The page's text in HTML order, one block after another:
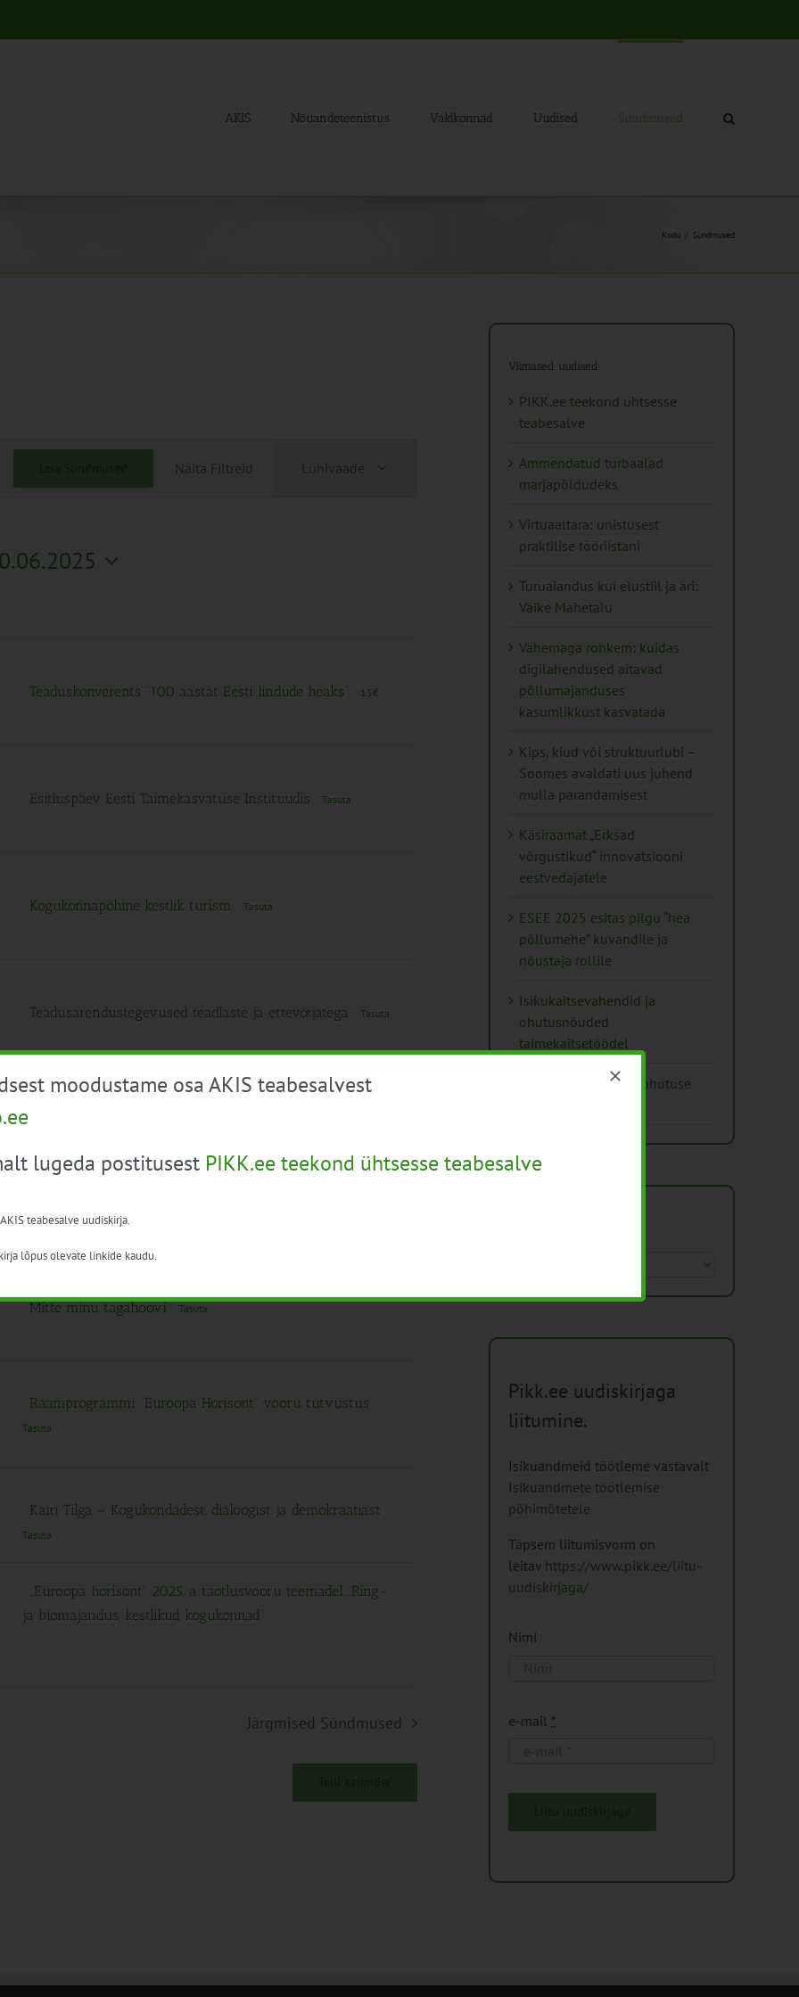
AKIS Nõuandeteenistus Valdkonnad Uudised Sündmused
Kodu Sündmused
Näita Filtreid
Views
Lühivaade
Teaduskonverents “100 aastat Eesti lindude heaks” 15€
Esitluspäev Eesti Taimekasvatuse Instituudis Tasuta
Kogukonnapõhine kestlik turism Tasuta
Teadusarendustegevused teadlaste ja ettevõtjatega Tasuta
Mitte minu tagahoovi Tasuta
Raamprogrammi “Euroopa Horisont” vooru tutvustus
Tasuta
Kairi Tilga – Kogukondadest, dialoogist ja demokraatiast
Tasuta
„Euroopa horisont“ 2025. a taotlusvooru teemadel:„Ring-
ja biomajandus, kestlikud kogukonnad“
Järgmised Sündmused
Viimased uudised
PIKK.ee teekond ühtsesse
teabesalve
Ammendatud turbaalad
marjapõldudeks
Virtuaaltara: unistusest
praktilise tööriistani
Turuaiandus kui elustiil ja äri:
Väike Mahetalu
Vähemaga rohkem: kuidas
digilahendused aitavad
põllumajanduses
kasumlikkust kasvatada
Kips, kiud või struktuurlubi –
Soomes avaldati uus juhend
mulla parandamisest
Käsiraamat „Erksad
võrgustikud“ innovatsiooni
eestvedajatele
ESEE 2025 esitas pilgu “hea
põllumehe” kuvandile ja
nõustaja rollile
Isikukaitsevahendid ja
ohutusnõuded
taimekaitsetöödel
Mida näitavad toiduohutuse
Pikk.ee uudiskirjaga
liitumine.
Isikuandmeid töötleme vastavalt
Isikuandmete töötlemise
põhimõtetele
Täpsem liitumisvorm on
leitav https://www.pikk.ee/liitu-
uudiskirjaga/
Nimi
e-mail *
moodustame osa AKIS teabesalvest
lugeda postitusest PIKK.ee teekond ühtsesse teabesalve
teabesalve uudiskirja.
lõpus olevate linkide kaudu.